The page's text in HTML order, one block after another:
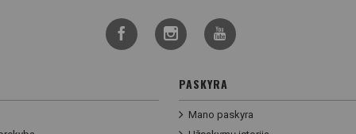
PASKYRA
Mano paskyra